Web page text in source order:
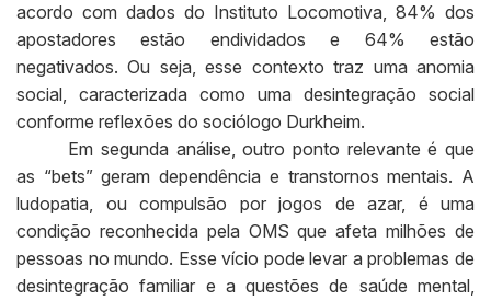
acordo com dados do Instituto Locomotiva, 84% dos
apostadores estão endividados e 64% estão
negativados. Ou seja, esse contexto traz uma anomia
social, caracterizada como uma desintegração social
conforme reflexões do sociólogo Durkheim.
Em segunda análise, outro ponto relevante é que
as “bets” geram dependência e transtornos mentais. A
ludopatia, ou compulsão por jogos de azar, é uma
condição reconhecida pela OMS que afeta milhões de
pessoas no mundo. Esse vício pode levar a problemas de
desintegração familiar e a questões de saúde mental,